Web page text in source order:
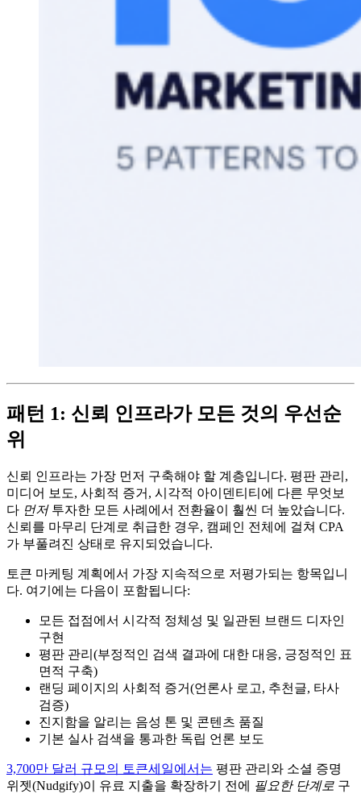
패턴 1: 신뢰 인프라가 모든 것의 우선순
위
신뢰 인프라는 가장 먼저 구축해야 할 계층입니다. 평판 관리,
미디어 보도, 사회적 증거, 시각적 아이덴티티에 다른 무엇보
다 먼저투자한 모든 사례에서 전환율이 훨씬 더 높았습니다.
신뢰를 마무리 단계로 취급한 경우, 캠페인 전체에 걸쳐 CPA
가 부풀려진 상태로 유지되었습니다.
토큰 마케팅 계획에서 가장 지속적으로 저평가되는 항목입니
다. 여기에는 다음이 포함됩니다:
모든 접점에서 시각적 정체성 및 일관된 브랜드 디자인
구현
평판 관리(부정적인 검색 결과에 대한 대응, 긍정적인 표
면적 구축)
랜딩 페이지의 사회적 증거(언론사 로고, 추천글, 타사
검증)
진지함을 알리는 음성 톤 및 콘텐츠 품질
기본 실사 검색을 통과한 독립 언론 보도
3,700만 달러 규모의 토큰세일에서는 평판 관리와 소셜 증명
위젯(Nudgify)이 유료 지출을 확장하기 전에
필요한 단계로 구